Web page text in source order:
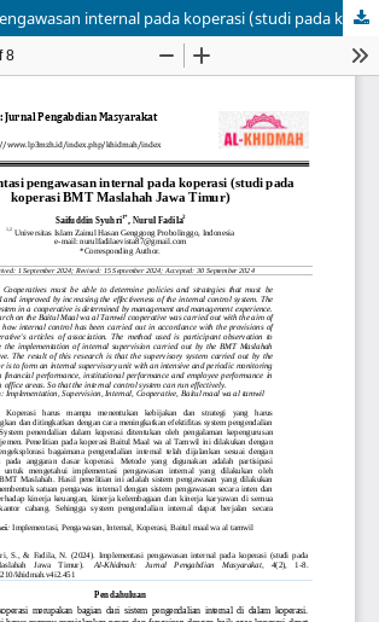
Implementasi pengawasan internal pada koperasi (studi pada koperasi BMT Maslahah Jawa Timur)